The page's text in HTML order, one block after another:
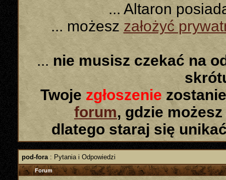
... Altaron
... możeszzałożyć
... nie musisz czekać na
Twoje zgłoszenie
forum, gdzie
dlatego staraj się
pod-fora : Pytania i Odpowiedzi
Forum